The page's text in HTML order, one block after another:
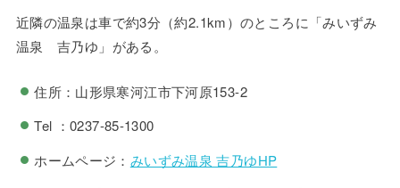
近隣の温泉は車で約3分（約2.1km）のところに「みいずみ
温泉 吉乃ゆ」がある。
住所：山形県寒河江市下河原153-2
Tel ：0237-85-1300
ホームページ： みいずみ温泉 吉乃ゆHP